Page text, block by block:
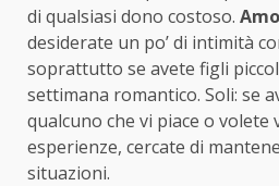
di qualsiasi dono costoso.
desiderate un po’ di intimità
soprattutto se avete figli
settimana romantico. Soli: se
qualcuno che vi piace o volete
esperienze, cercate di
situazioni.